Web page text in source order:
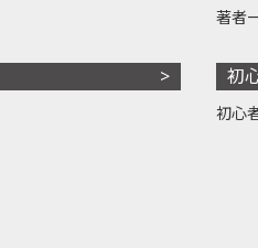
著者
初
初心